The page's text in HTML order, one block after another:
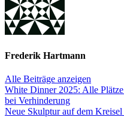
Frederik Hartmann
Alle Beiträge anzeigen
White Dinner 2025: Alle
bei Verhinderung
Neue Skulptur auf dem